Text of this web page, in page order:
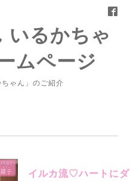
いるかちゃ
ムページ
ちゃん」のご紹介
イルカ流♡ハートに